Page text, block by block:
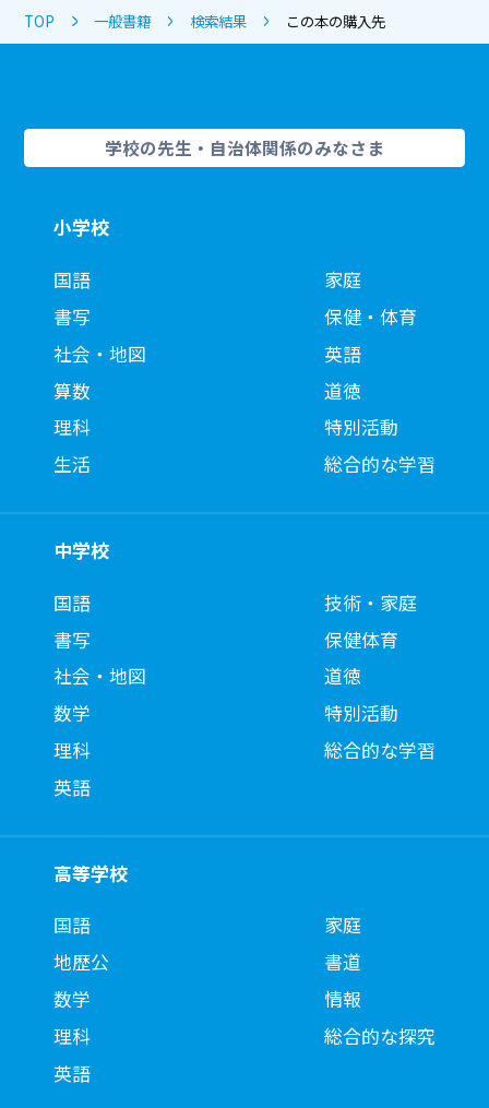
TOP 一般書籍 検索結果 この本の購入先
学校の先生・自治体関係のみなさま
小学校
国語
書写
社会・地図
算数
理科
生活
家庭
保健・体育
英語
道徳
特別活動
総合的な学習
中学校
国語
書写
社会・地図
数学
理科
英語
技術・家庭
保健体育
道徳
特別活動
総合的な学習
高等学校
国語
地歴公
数学
理科
英語
家庭
書道
情報
総合的な探究